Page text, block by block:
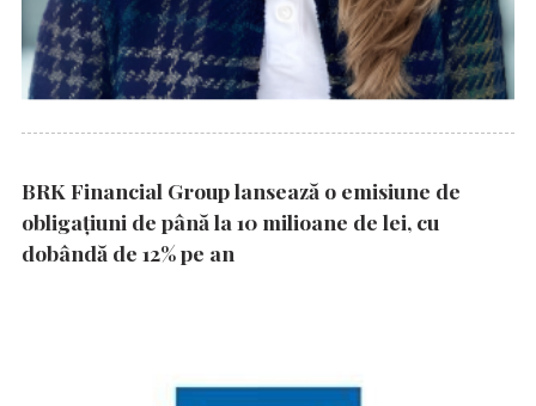
BRK Financial Group lansează o emisiune de
obligațiuni de până la 10 milioane de lei, cu
dobândă de 12% pe an